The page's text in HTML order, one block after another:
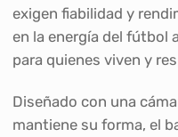
exigen fiabilidad y
en la energía del fútbol
para quienes viven y
Diseñado con una
mantiene su forma, el